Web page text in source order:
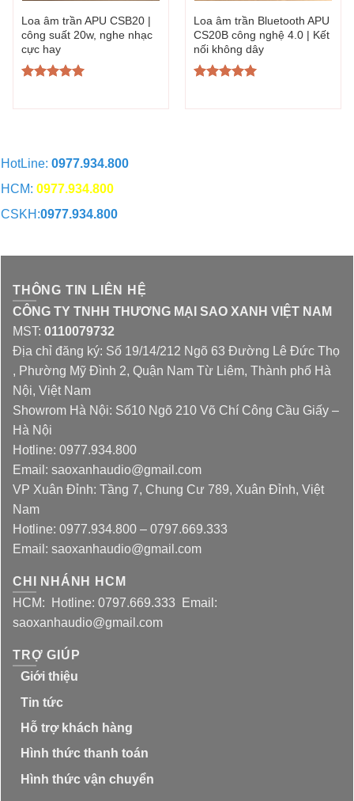
Loa âm trần APU CSB20 |
công suất 20w, nghe nhạc
cực hay
Loa âm trần Bluetooth APU
CS20B công nghệ 4.0 | Kết
nối không dây
HotLine: 0977.934.800
HCM: 0977.934.800
CSKH:0977.934.800
THÔNG TIN LIÊN HỆ
CÔNG TY TNHH THƯƠNG MẠI SAO XANH VIỆT NAM
MST: 0110079732
Địa chỉ đăng ký: Số 19/14/212 Ngõ 63 Đường Lê Đức Thọ
, Phường Mỹ Đình 2, Quận Nam Từ Liêm, Thành phố Hà
Nội, Việt Nam
Showrom Hà Nội: Số10 Ngõ 210 Võ Chí Công Cầu Giấy –
Hà Nội
Hotline: 0977.934.800
Email: saoxanhaudio@gmail.com
VP Xuân Đỉnh: Tầng 7, Chung Cư 789, Xuân Đỉnh, Việt
Nam
Hotline: 0977.934.800 – 0797.669.333
Email: saoxanhaudio@gmail.com
CHI NHÁNH HCM
HCM: Hotline: 0797.669.333 Email:
saoxanhaudio@gmail.com
TRỢ GIÚP
Giới thiệu
Tin tức
Hỗ trợ khách hàng
Hình thức thanh toán
Hình thức vận chuyển